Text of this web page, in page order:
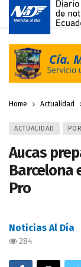
Home Actualidad
ACTUALIDAD
Aucas
Barcelona
Pro
Noticias Al Día
284